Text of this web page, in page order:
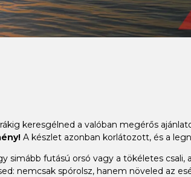
keresgélned a valóban megérős
A készlet azonban korlátozott, és a
simább futású orsó vagy a tökéletes
nemcsak spórolsz, hanem növeled az